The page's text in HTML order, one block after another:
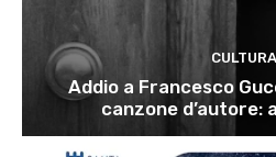
CULTURA
Addio a Francesco
canzone d’autore: